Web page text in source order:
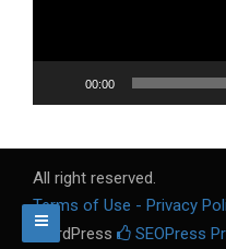
00:00
All right reserved.
Terms of Use - Privacy
WordPress
SEOPress